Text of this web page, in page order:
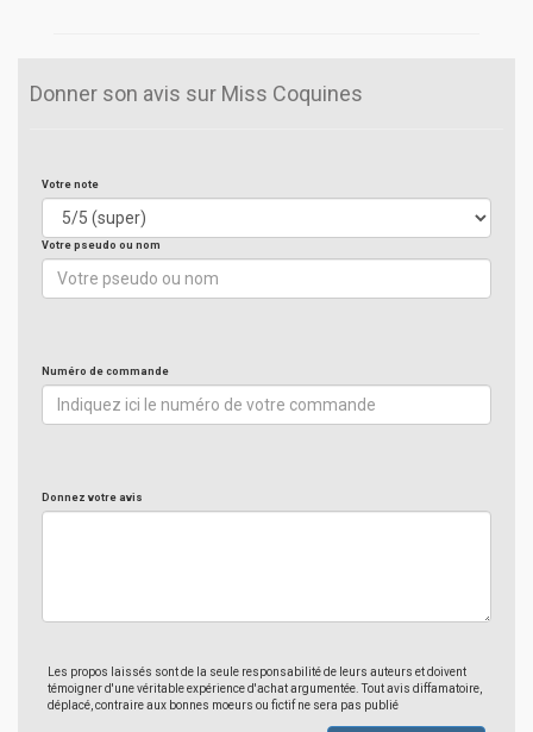
Donner son avis sur Miss Coquines
Votre note
Votre pseudo ou nom
Numéro de commande
Donnez votre avis
Les propos laissés sont de la seule responsabilité de leurs auteurs et doivent
témoigner d'une véritable expérience d'achat argumentée. Tout avis diffamatoire,
déplacé, contraire aux bonnes moeurs ou fictif ne sera pas publié